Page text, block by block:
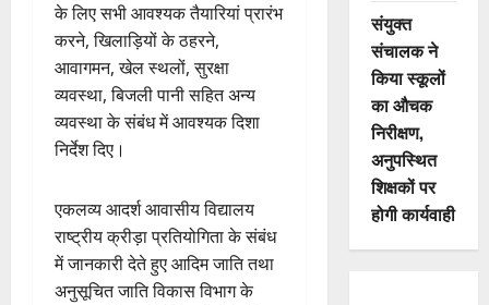
के लिए सभी आवश्यक तैयारियां प्रारंभ
करने, खिलाड़ियों के ठहरने,
आवागमन, खेल स्थलों, सुरक्षा
व्यवस्था, बिजली पानी सहित अन्य
व्यवस्था के संबंध में आवश्यक दिशा
निर्देश दिए।
एकलव्य आदर्श आवासीय विद्यालय
राष्ट्रीय क्रीड़ा प्रतियोगिता के संबंध
में जानकारी देते हुए आदिम जाति तथा
अनुसूचित जाति विकास विभाग के
संयुक्त
संचालक ने
किया स्कूलों
का औचक
निरीक्षण,
अनुपस्थित
शिक्षकों पर
होगी कार्यवाही